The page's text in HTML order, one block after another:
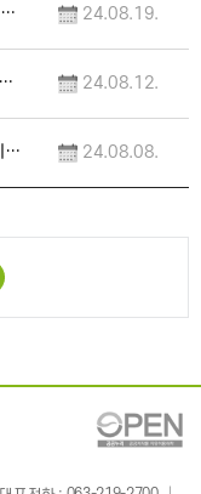
24.08.19.
24.08.12.
24.08.08.